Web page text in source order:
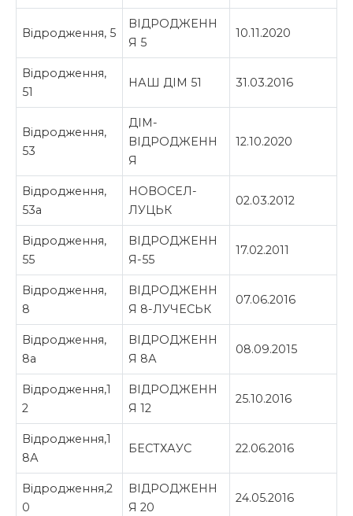
Відродження, 5
ВІДРОДЖЕНН
Я 5
10.11.2020
Відродження,
51
НАШ ДІМ 51 31.03.2016
Відродження,
53
ДІМ-
ВІДРОДЖЕНН
Я
12.10.2020
Відродження,
53а
НОВОСЕЛ-
ЛУЦЬК
02.03.2012
Відродження,
55
ВІДРОДЖЕНН
Я-55
17.02.2011
Відродження,
8
ВІДРОДЖЕНН
Я 8-ЛУЧЕСЬК
07.06.2016
Відродження,
8а
ВІДРОДЖЕНН
Я 8А
08.09.2015
Відродження,1
2
ВІДРОДЖЕНН
Я 12
25.10.2016
Відродження,1
8А
БЕСТХАУС 22.06.2016
Відродження,2
0
ВІДРОДЖЕНН
Я 20
24.05.2016